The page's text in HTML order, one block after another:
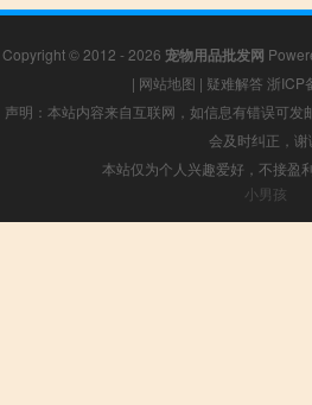
Copyright © 2012 - 2026 宠物用品批发网
| 网站地图 | 疑难解答 浙ICP
声明：本站内容来自互联网，如信息有错误可
会及时纠正，谢
本站仅为个人兴趣爱好，不接盈
小男孩